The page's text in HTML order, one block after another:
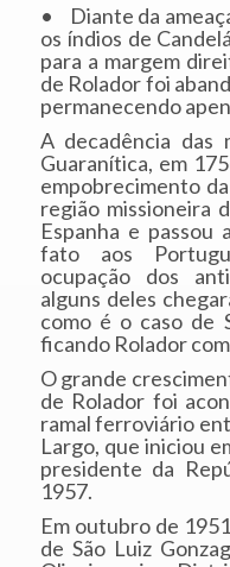
• Diante da
os índios de
para a margem
de Rolador foi
permanecendo
A decadência das
Guaranítica, em
empobrecimento
região missioneira
Espanha e
fato aos
ocupação dos
alguns deles
como é o caso de
ficando Rolador
O grande
de Rolador foi
ramal ferroviário
Largo, que iniciou
presidente da
1957.
Em outubro de
de São Luiz